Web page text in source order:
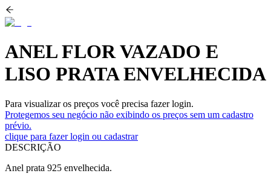
ANEL FLOR VAZADO E
LISO PRATA ENVELHECIDA
Para visualizar os preços você precisa fazer login.
Protegemos seu negócio não exibindo os preços sem um cadastro
prévio.
clique para fazer login ou cadastrar
DESCRIÇÃO
Anel prata 925 envelhecida.